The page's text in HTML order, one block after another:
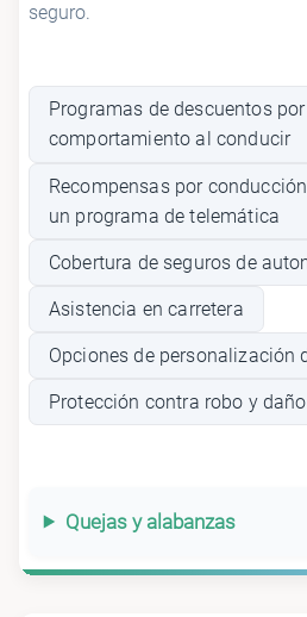
seguro.
Programas de descuentos
comportamiento al conducir
Recompensas por
un programa de telemática
Cobertura de seguros de
Asistencia en carretera
Opciones de personalización
Protección contra robo y
Quejas y alabanzas